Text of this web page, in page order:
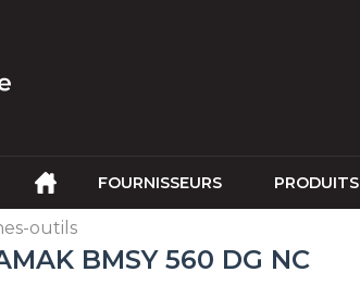
FOURNISSEURS PRODUITS
outils
BMSY 560 DG NC